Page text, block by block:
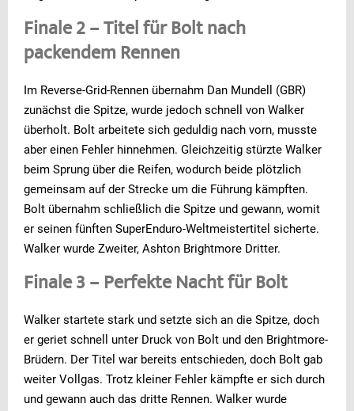
Finale 2 – Titel für Bolt nach
packendem Rennen
Im Reverse-Grid-Rennen übernahm Dan Mundell (GBR)
zunächst die Spitze, wurde jedoch schnell von Walker
überholt. Bolt arbeitete sich geduldig nach vorn, musste
aber einen Fehler hinnehmen. Gleichzeitig stürzte Walker
beim Sprung über die Reifen, wodurch beide plötzlich
gemeinsam auf der Strecke um die Führung kämpften.
Bolt übernahm schließlich die Spitze und gewann, womit
er seinen fünften SuperEnduro-Weltmeistertitel sicherte.
Walker wurde Zweiter, Ashton Brightmore Dritter.
Finale 3 – Perfekte Nacht für Bolt
Walker startete stark und setzte sich an die Spitze, doch
er geriet schnell unter Druck von Bolt und den Brightmore-
Brüdern. Der Titel war bereits entschieden, doch Bolt gab
weiter Vollgas. Trotz kleiner Fehler kämpfte er sich durch
und gewann auch das dritte Rennen. Walker wurde